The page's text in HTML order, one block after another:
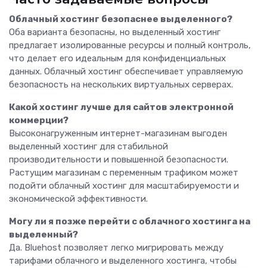
Облачный хостинг безопаснее выделенного?
Оба варианта безопасны, но выделенный хостинг
предлагает изолированные ресурсы и полный контроль,
что делает его идеальным для конфиденциальных
данных. Облачный хостинг обеспечивает управляемую
безопасность на нескольких виртуальных серверах.
Какой хостинг лучше для сайтов электронной
коммерции?
Высоконагруженным интернет-магазинам выгоден
выделенный хостинг для стабильной
производительности и повышенной безопасности.
Растущим магазинам с переменным трафиком может
подойти облачный хостинг для масштабируемости и
экономической эффективности.
Могу ли я позже перейти с облачного хостинга на
выделенный?
Да. Bluehost позволяет легко мигрировать между
тарифами облачного и выделенного хостинга, чтобы